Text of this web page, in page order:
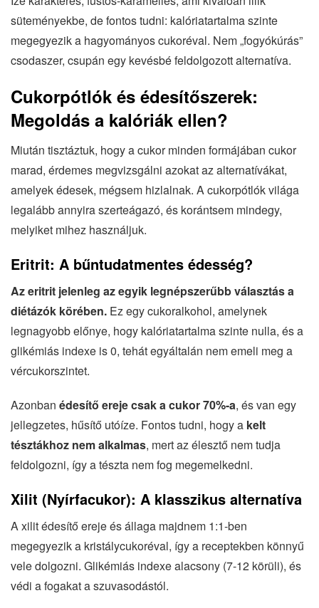
süteményekbe, de fontos tudni: kalóriatartalma szinte
megegyezik a hagyományos cukoréval. Nem „fogyókúrás”
csodaszer, csupán egy kevésbé feldolgozott alternatíva.
Cukorpótlók és édesítőszerek:
Megoldás a kalóriák ellen?
Miután tisztáztuk, hogy a cukor minden formájában cukor
marad, érdemes megvizsgálni azokat az alternatívákat,
amelyek édesek, mégsem hizlalnak. A cukorpótlók világa
legalább annyira szerteágazó, és korántsem mindegy,
melyiket mihez használjuk.
Eritrit: A bűntudatmentes édesség?
Az eritrit jelenleg az egyik legnépszerűbb választás a
diétázók körében. Ez egy cukoralkohol, amelynek
legnagyobb előnye, hogy kalóriatartalma szinte nulla, és a
glikémiás indexe is 0, tehát egyáltalán nem emeli meg a
vércukorszintet.
Azonban édesítő ereje csak a cukor 70%-a, és van egy
jellegzetes, hűsítő utóíze. Fontos tudni, hogy a kelt
tésztákhoz nem alkalmas, mert az élesztő nem tudja
feldolgozni, így a tészta nem fog megemelkedni.
Xilit (Nyírfacukor): A klasszikus alternatíva
A xilit édesítő ereje és állaga majdnem 1:1-ben
megegyezik a kristálycukoréval, így a receptekben könnyű
vele dolgozni. Glikémiás indexe alacsony (7-12 körüli), és
védi a fogakat a szuvasodástól.